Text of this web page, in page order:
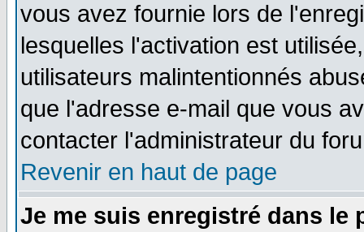
vous avez fournie lors de
lesquelles l'activation est
utilisateurs malintentionnés
que l'adresse e-mail que vous
contacter l'administrateur du
Revenir en haut de page
Je me suis enregistré dans le